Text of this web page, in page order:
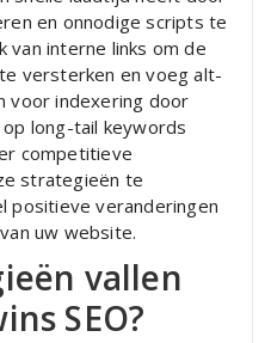
en onnodige scripts te
van interne links om de
versterken en voeg alt-
voor indexering door
op long-tail keywords
competitieve
strategieën te
positieve veranderingen
uw website.
vallen
SEO?